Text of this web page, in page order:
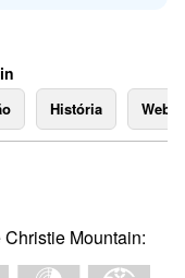
História
Mountain: